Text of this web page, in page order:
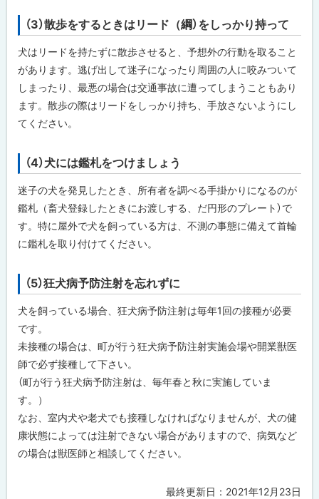
ト
プ
に
戻
る
（3）散歩をするときはリード（綱）をしっかり持って
犬はリードを持たずに散歩させると、予想外の行動を取ること
があります。逃げ出して迷子になったり周囲の人に咬みついて
しまったり、最悪の場合は交通事故に遭ってしまうこともあり
ます。散歩の際はリードをしっかり持ち、手放さないようにし
てください。
ト
プ
に
戻
る
（4）犬には鑑札をつけましょう
迷子の犬を発見したとき、所有者を調べる手掛かりになるのが
鑑札（畜犬登録したときにお渡しする、だ円形のプレート）で
す。特に屋外で犬を飼っている方は、不測の事態に備えて首輪
に鑑札を取り付けてください。
ト
プ
に
戻
る
（5）狂犬病予防注射を忘れずに
犬を飼っている場合、狂犬病予防注射は毎年1回の接種が必要
です。
未接種の場合は、町が行う狂犬病予防注射実施会場や開業獣医
師で必ず接種して下さい。
（町が行う狂犬病予防注射は、毎年春と秋に実施していま
す。）
なお、室内犬や老犬でも接種しなければなりませんが、犬の健
康状態によっては注射できない場合がありますので、病気など
の場合は獣医師と相談してください。
最終更新日： 2021年12月23日